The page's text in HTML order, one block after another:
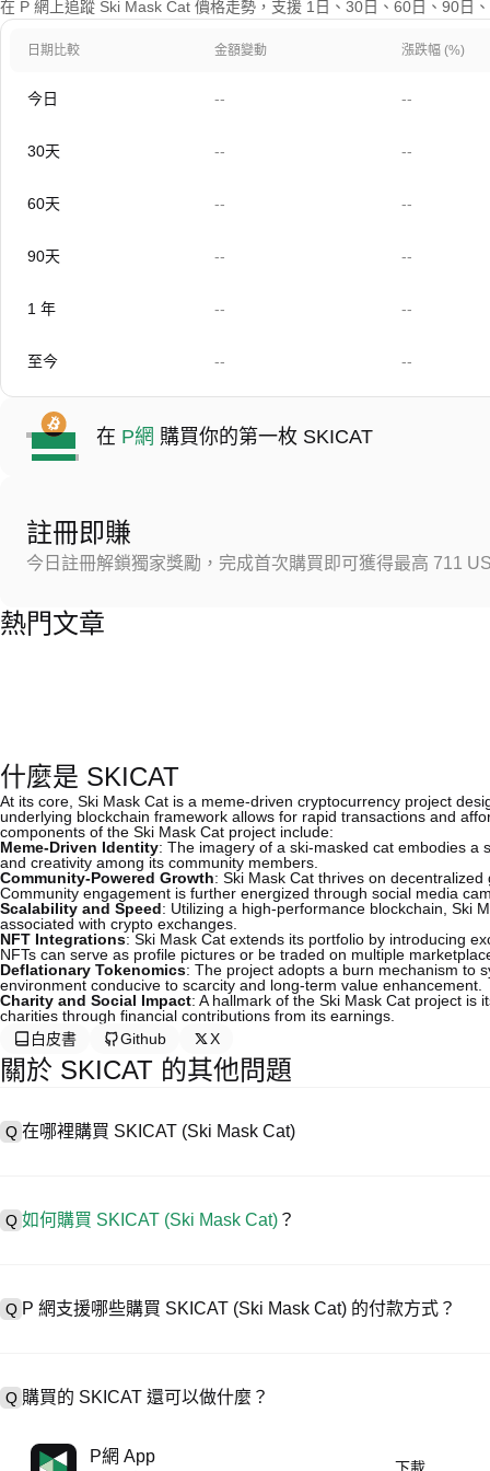
在 P 網上追蹤 Ski Mask Cat 價格走勢，支援 1日、30日、60日、90日
日期比較 金額變動 漲跌幅 (%)
今日 -- --
30天 -- --
60天 -- --
90天 -- --
1 年 -- --
至今 -- --
在 P網 購買你的第一枚 SKICAT
註冊即賺
今日註冊解鎖獨家獎勵，完成首次購買即可獲得最高 711
熱門文章
什麼是 SKICAT
At its core, Ski Mask Cat is a meme-driven cryptocurrency project
underlying blockchain framework allows for rapid transactions and
components of the Ski Mask Cat project include:
Meme-Driven Identity: The imagery of a ski-masked cat embodies a
and creativity among its community members.
Community-Powered Growth: Ski Mask Cat thrives on
Community engagement is further energized through social media
Scalability and Speed: Utilizing a high-performance blockchain, Ski
associated with crypto exchanges.
NFT Integrations: Ski Mask Cat extends its portfolio by introducing
NFTs can serve as profile pictures or be traded on multiple
Deflationary Tokenomics: The project adopts a burn mechanism to
environment conducive to scarcity and long-term value enhancement.
Charity and Social Impact: A hallmark of the Ski Mask Cat project is
charities through financial contributions from its earnings.
白皮書
Github X
關於 SKICAT 的其他問題
Q 在哪裡購買 SKICAT (Ski Mask Cat)
助用戶輕鬆交易。例如，P 網支援多種代幣交易，包括 SKICAT，並
2. 在帳戶中存入法幣或加密貨幣。
3. 在 CEX 中搜尋 SKICAT。
Q 如何購買 SKICAT (Ski Mask Cat) ？
Q P 網支援哪些購買 SKICAT (Ski Mask Cat) 的付款方式？
1）信用卡/金融卡(Visa/MasterCard) 即時購買穩定幣 (USDT)；
2）點對點 (P2P) 交易，透過託管機制直接向其他用戶購買 USDT；
4）場外交易 (OTC) 處理超過 10 萬美元的大宗交易，提供客製化報
Q 購買的 SKICAT 還可以做什麼？
使用 USDT 或 USDC 進行合約交易。
P網 App